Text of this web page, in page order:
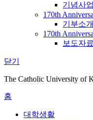
기념사
170th
기부소개
170th
보도자료
닫기
The Catholic University of
홈
대학생활